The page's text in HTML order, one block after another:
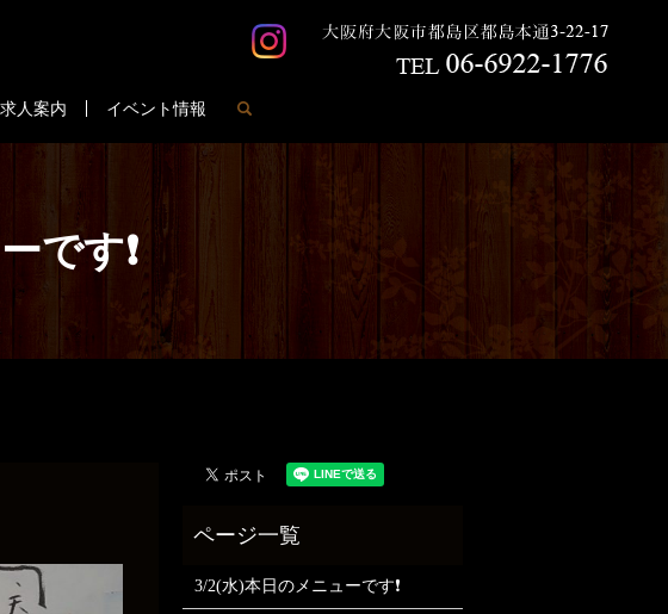
求人案内 イベント情報
です❗
3/2(水)本日のメニューです❗